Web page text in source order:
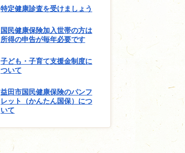
特定健康診査を受けましょう
国民健康保険加入世帯の方は
所得の申告が毎年必要です
子ども・子育て支援金制度に
ついて
益田市国民健康保険のパンフ
レット（かんたん国保）につ
いて